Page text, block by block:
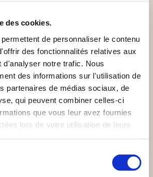
des cookies.
de personnaliser le contenu
des fonctionnalités relatives aux
d'analyser notre trafic. Nous
des informations sur l'utilisation de
partenaires de médias sociaux, de
qui peuvent combiner celles-ci
que vous leur avez fournies
lors de votre utilisation de leurs
(0 avis)